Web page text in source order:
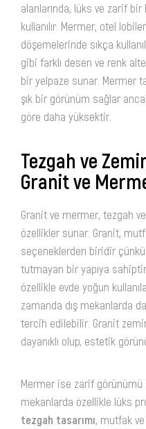
alanlarında, lüks ve zarif
kullanılır. Mermer, otel
döşemelerinde sıkça
gibi farklı desen ve renk
bir yelpaze sunar. Mermer
şık bir görünüm sağlar
göre daha yüksektir.
Tezgah ve
Granit ve
Granit ve mermer, tezgah
özellikler sunar. Granit,
seçeneklerden biridir çünkü
tutmayan bir yapıya sahiptir.
özellikle evde yoğun
zamanda dış mekanlarda
tercih edilebilir. Granit
dayanıklı olup, estetik
Mermer ise zarif
mekanlarda özellikle lüks
tezgah tasarımı, mutfak ve